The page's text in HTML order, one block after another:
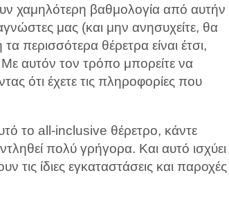
χαμηλότερη βαθμολογία από αυτήν
μας (και μην ανησυχείτε, θα
περισσότερα θέρετρα είναι έτσι,
αυτόν τον τρόπο μπορείτε να
ότι έχετε τις πληροφορίες που
το all-inclusive θέρετρο, κάντε
πολύ γρήγορα. Και αυτό ισχύει
τις ίδιες εγκαταστάσεις και παροχές